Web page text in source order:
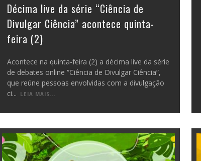
Décima live da série “Ciência de
Divulgar Ciência” acontece quinta-
feira (2)
Acontece na quinta-feira (2) a décima live da série
de debates online “Ciência de Divulgar Ciência”,
que reúne pessoas envolvidas com a divulgação
ci... LEIA MAIS...